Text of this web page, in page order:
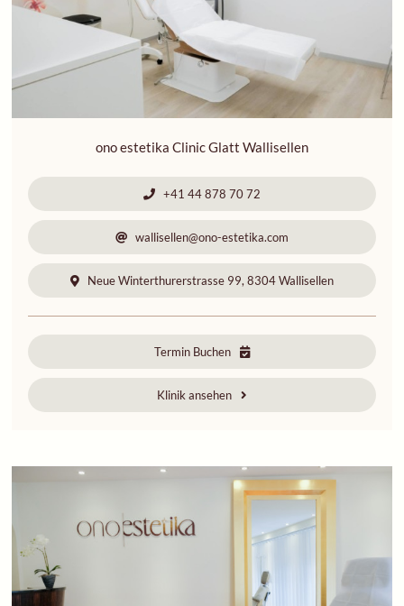
ono estetika Clinic Glatt Wallisellen
+41 44 878 70 72
wallisellen@ono-estetika.com
Neue Winterthurerstrasse 99, 8304 Wallisellen
Termin Buchen
Klinik ansehen